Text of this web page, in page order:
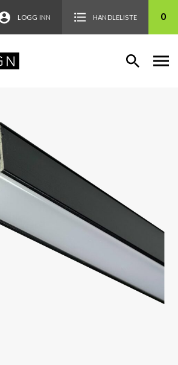
LOGG INN HANDLELISTE 0